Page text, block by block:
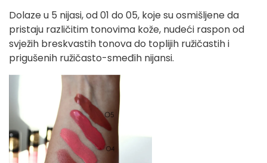
Dolaze u 5 nijasi, od 01 do 05, koje su osmišljene da
pristaju različitim tonovima kože, nudeći raspon od
svježih breskvastih tonova do toplijih ružičastih i
prigušenih ružičasto-smeđih nijansi.